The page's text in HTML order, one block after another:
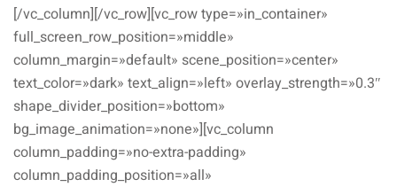
[/vc_column][/vc_row][vc_row type=»in_container»
full_screen_row_position=»middle»
column_margin=»default» scene_position=»center»
text_color=»dark» text_align=»left» overlay_strength=»0.3″
shape_divider_position=»bottom»
bg_image_animation=»none»][vc_column
column_padding=»no-extra-padding»
column_padding_position=»all»